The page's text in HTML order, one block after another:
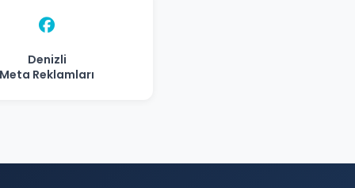
Denizli
Meta Reklamları